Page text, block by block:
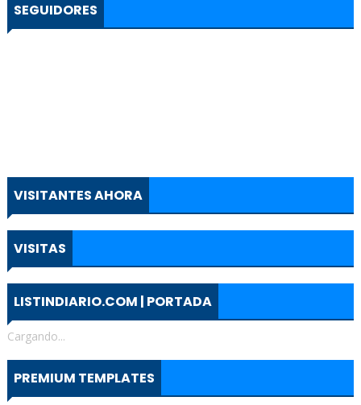
SEGUIDORES
VISITANTES AHORA
VISITAS
LISTINDIARIO.COM | PORTADA
Cargando...
PREMIUM TEMPLATES